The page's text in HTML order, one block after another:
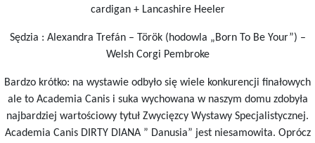
cardigan + Lancashire Heeler
Sędzia : Alexandra Trefán – Török (hodowla „Born To Be Your”) –
Welsh Corgi Pembroke
Bardzo krótko: na wystawie odbyło się wiele konkurencji finałowych
ale to Academia Canis i suka wychowana w naszym domu zdobyła
najbardziej wartościowy tytuł Zwycięzcy Wystawy Specjalistycznej.
Academia Canis DIRTY DIANA ” Danusia” jest niesamowita. Oprócz